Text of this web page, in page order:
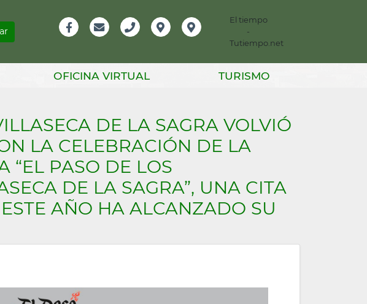
Información
El tiempo
-
Tutiempo.net
OFICINA VIRTUAL TURISMO
DE LA SAGRA VOLVIÓ
LA CELEBRACIÓN DE LA
“EL PASO DE LOS
DE LA SAGRA”, UNA CITA
AÑO HA ALCANZADO SU